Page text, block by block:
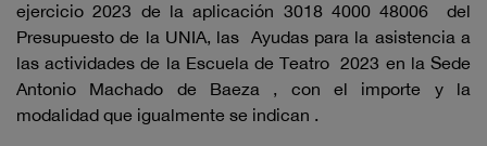
ejercicio 2023 de la aplicación 3018 4000 48006 del
Presupuesto de la UNIA, las Ayudas para la asistencia a
las actividades de la Escuela de Teatro 2023 en la Sede
Antonio Machado de Baeza , con el importe y la
modalidad que igualmente se indican .